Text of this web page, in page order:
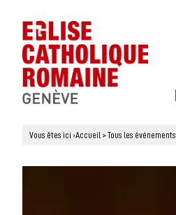
Vous êtes ici ›Accueil >Tous les événements